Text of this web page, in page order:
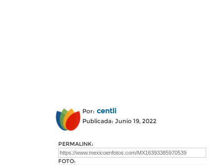
Por: centli
Publicada: Junio 19, 2022
PERMALINK:
FOTO: